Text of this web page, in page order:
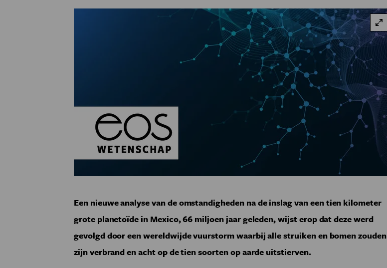
Een nieuwe analyse van de omstandigheden na de inslag van een tien kilometer
grote planetoïde in Mexico, 66 miljoen jaar geleden, wijst erop dat deze werd
gevolgd door een wereldwijde vuurstorm waarbij alle struiken en bomen zouden
zijn verbrand en acht op de tien soorten op aarde uitstierven.